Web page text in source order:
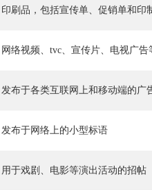
印刷品，包括宣传单、促销单和印
网络视频、tvc、宣传片、电视广告
发布于各类互联网上和移动端的广
发布于网络上的小型标语
用于戏剧、电影等演出活动的招帖